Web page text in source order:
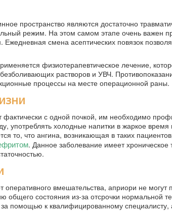
пространство являются достаточно
режим. На этом самом этапе очень важен
смена асептических повязок
физиотерапевтическое лечение,
растворов и УВЧ.
процессы на месте операционной раны.
фактически с одной почкой, им необходимо
употреблять холодные напитки в жаркое время
то, что ангина, возникающая в таких
. Данное заболевание имеет хроническое
вмешательства, априори не могут
общего состояния из-за отсрочки нормальной
помощью к квалифицированному специалисту,